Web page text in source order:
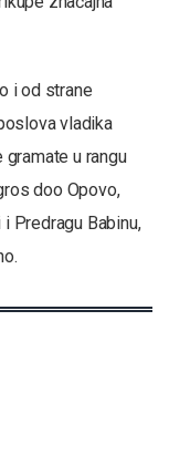
i od strane
vladika
u rangu
doo Opovo,
Predragu Babinu,